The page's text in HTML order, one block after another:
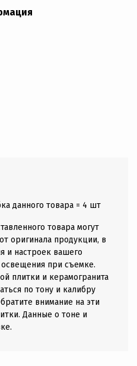
данного товара = 4 шт
товара могут
оригинала продукции, в
и настроек вашего
при съемке.
плитки и керамогранита
по тону и калибру
внимание на эти
Данные о тоне и